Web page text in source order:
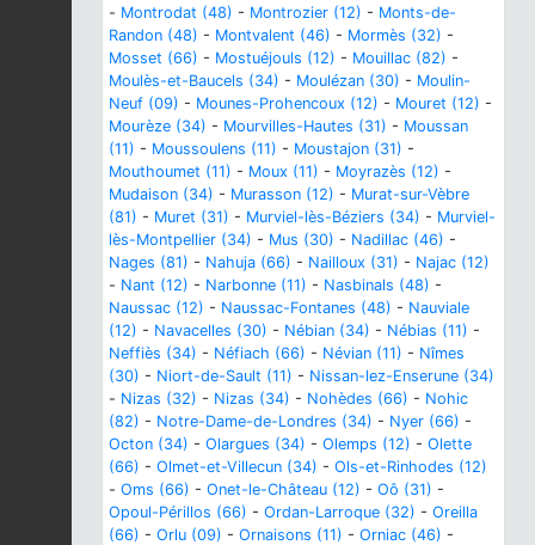
- Montrodat (48) - Montrozier (12) - Monts-de-
Randon (48) - Montvalent (46) - Mormès (32) -
Mosset (66) - Mostuéjouls (12) - Mouillac (82) -
Moulès-et-Baucels (34) - Moulézan (30) - Moulin-
Neuf (09) - Mounes-Prohencoux (12) - Mouret (12) -
Mourèze (34) - Mourvilles-Hautes (31) - Moussan
(11) - Moussoulens (11) - Moustajon (31) -
Mouthoumet (11) - Moux (11) - Moyrazès (12) -
Mudaison (34) - Murasson (12) - Murat-sur-Vèbre
(81) - Muret (31) - Murviel-lès-Béziers (34) - Murviel-
lès-Montpellier (34) - Mus (30) - Nadillac (46) -
Nages (81) - Nahuja (66) - Nailloux (31) - Najac (12)
- Nant (12) - Narbonne (11) - Nasbinals (48) -
Naussac (12) - Naussac-Fontanes (48) - Nauviale
(12) - Navacelles (30) - Nébian (34) - Nébias (11) -
Neffiès (34) - Néfiach (66) - Névian (11) - Nîmes
(30) - Niort-de-Sault (11) - Nissan-lez-Enserune (34)
- Nizas (32) - Nizas (34) - Nohèdes (66) - Nohic
(82) - Notre-Dame-de-Londres (34) - Nyer (66) -
Octon (34) - Olargues (34) - Olemps (12) - Olette
(66) - Olmet-et-Villecun (34) - Ols-et-Rinhodes (12)
- Oms (66) - Onet-le-Château (12) - Oô (31) -
Opoul-Périllos (66) - Ordan-Larroque (32) - Oreilla
(66) - Orlu (09) - Ornaisons (11) - Orniac (46) -